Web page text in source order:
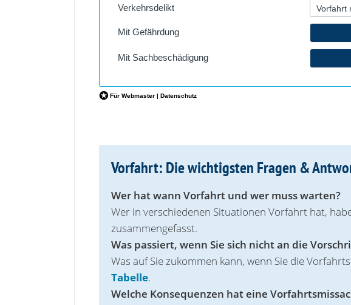
Vorfahrt: Die wichtigsten Fragen &
Wer hat wann Vorfahrt und wer muss warten?
Wer in verschiedenen Situationen Vorfahrt hat,
zusammengefasst.
Was passiert, wenn Sie sich nicht an die
Was auf Sie zukommen kann, wenn Sie die
Tabelle.
Welche Konsequenzen hat eine